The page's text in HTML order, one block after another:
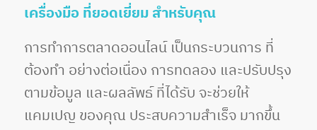
เครื่องมือ ที่ยอดเยี่ยม สำหรับคุณ
การทำการตลาดออนไลน์ เป็นกระบวนการ ที่
ต้องทำ อย่างต่อเนื่อง การทดลอง และปรับปรุง
ตามข้อมูล และผลลัพธ์ ที่ได้รับ จะช่วยให้
แคมเปญ ของคุณ ประสบความสำเร็จ มากขึ้น